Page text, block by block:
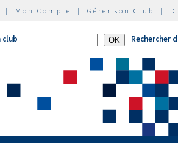
| Mon Compte | Gérer son Club |
club Rechercher